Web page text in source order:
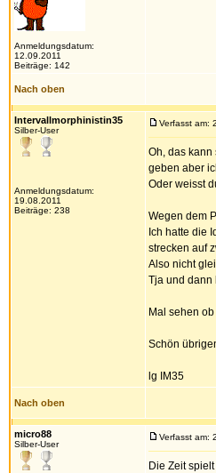
Anmeldungsdatum:
12.09.2011
Beiträge: 142
Nach oben
Intervallmorphinistin35
Silber-User
Anmeldungsdatum:
19.08.2011
Beiträge: 238
Verfasst am:
Oh, das
geben aber
Oder weisst
Wegen dem
Ich hatte die
strecken auf
Also nicht
Tja und dann
Mal sehen
Schön
lg IM35
Nach oben
micro88
Silber-User
Verfasst am:
Die Zeit